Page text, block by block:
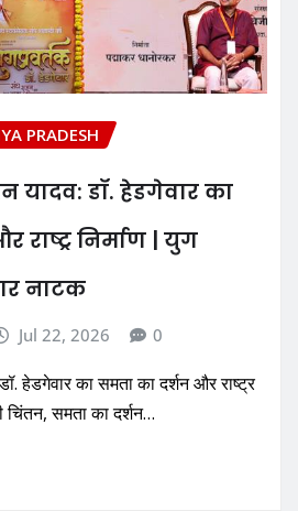
PRADESH
यादव: डॉ. हेडगेवार का
राष्ट्र निर्माण | युग
नाटक
Jul 22, 2026 0
हेडगेवार का समता का दर्शन और राष्ट्र
चिंतन, समता का दर्शन…